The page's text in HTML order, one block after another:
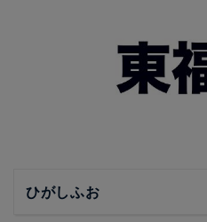
ひがしふお